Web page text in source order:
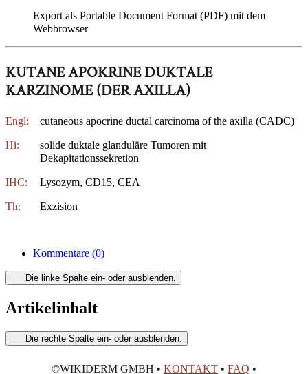
Export als Portable Document Format (PDF) mit dem
Webbrowser
KUTANE APOKRINE DUKTALE
KARZINOME (DER AXILLA)
Engl: cutaneous apocrine ductal carcinoma of the axilla (CADC)
Hi:
solide duktale glanduläre Tumoren mit
Dekapitationssekretion
IHC: Lysozym, CD15, CEA
Th: Exzision
Kommentare (0)
Die linke Spalte ein- oder ausblenden.
Artikelinhalt
Die rechte Spalte ein- oder ausblenden.
©WIKIDERM GMBH • KONTAKT • FAQ •